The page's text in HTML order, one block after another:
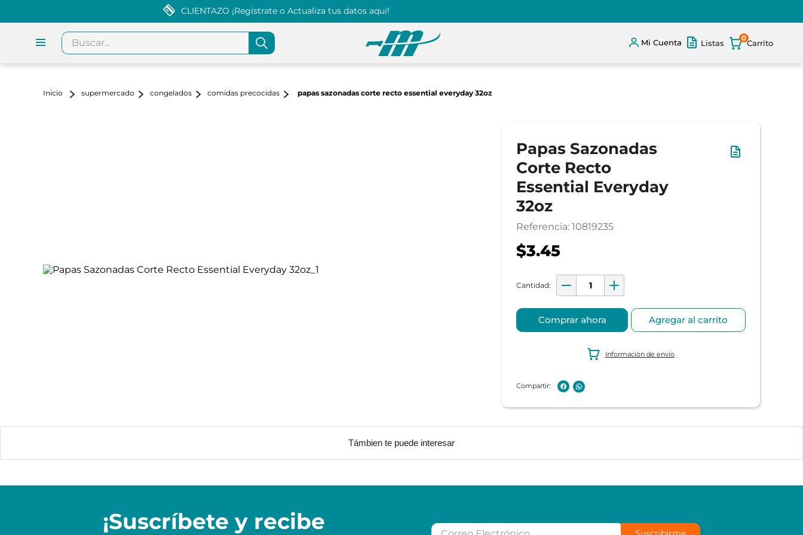
CLIENTAZO ¡Regístrate o Actualiza tus datos aquí!
Buscar...
Mi Cuenta Listas
0
supermercado congelados comidas precocidas papas sazonadas corte recto essential everyday 32oz
Papas Sazonadas
Corte Recto
Essential Everyday
32oz
Referencia: 10819235
$3.45
Comprar ahora Agregar al carrito
Información de envío
Támbien te puede interesar
¡Suscríbete y recibe